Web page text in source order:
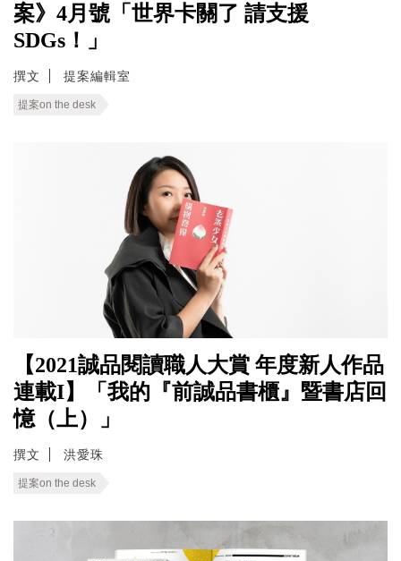
案》4月號「世界卡關了 請支援
SDGs！」
撰文 提案編輯室
提案on the desk
【2021誠品閱讀職人大賞 年度新人作品
連載I】「我的『前誠品書櫃』暨書店回
憶（上）」
撰文 洪愛珠
提案on the desk